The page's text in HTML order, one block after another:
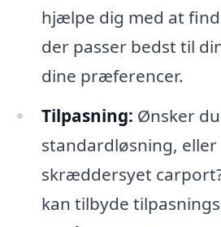
hjælpe dig med at
der passer bedst til
dine præferencer.
Tilpasning: Ønsker
standardløsning, eller
skræddersyet
kan tilbyde